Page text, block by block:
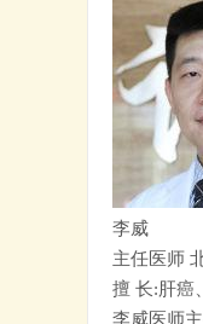
李威
主任医师
擅 长:肝癌
李威医师